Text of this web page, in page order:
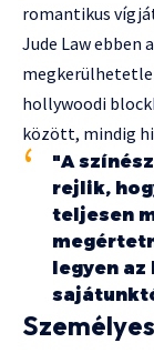
romantikus
Jude Law ebben
hollywoodi
között, mindig
"A
rejlik,
teljesen
legyen